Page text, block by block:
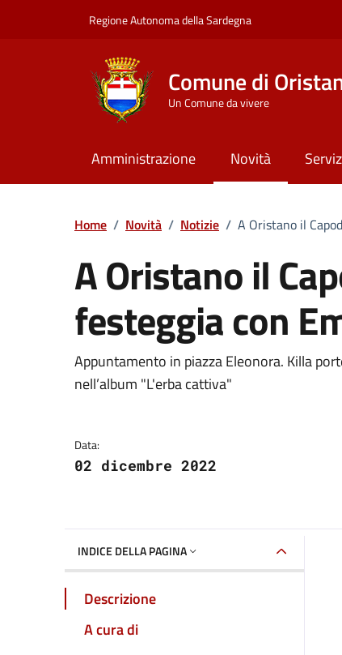
Regione Autonoma della Sardegna
Comune di
Un Comune da vivere
Amministrazione Novità
Home / Novità / Notizie / A Oristano il
A Oristano il
festeggia con
Dettagli della
Appuntamento in piazza Eleonora. Killa
nell’album "L'erba cattiva"
Data:
02 dicembre 2022
INDICE DELLA PAGINA
Descrizione
A cura di